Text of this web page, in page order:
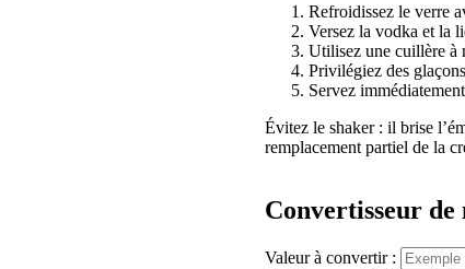
Refroidissez le verre
Versez la vodka et la
Utilisez une cuillère à
Privilégiez des
Servez
Évitez le shaker : il brise
remplacement partiel de la
Convertisseur de
Valeur à convertir :